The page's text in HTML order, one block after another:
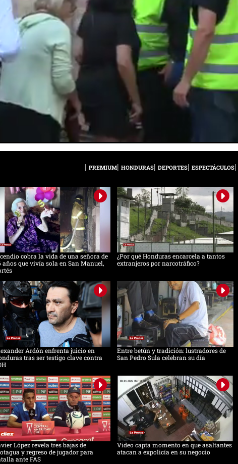
PREMIUM HONDURAS DEPORTES ESPECTÁCULOS
cobra la vida de una señora de
años que vivía sola en San Manuel,
¿Por qué Honduras encarcela a tantos
extranjeros por narcotráfico?
Ardón enfrenta juicio en
tras ser testigo clave contra
Entre betún y tradición: lustradores de
San Pedro Sula celebran su día
López revela tres bajas de
y regreso de jugador para
ante FAS
Video capta momento en que asaltantes
atacan a expolicía en su negocio